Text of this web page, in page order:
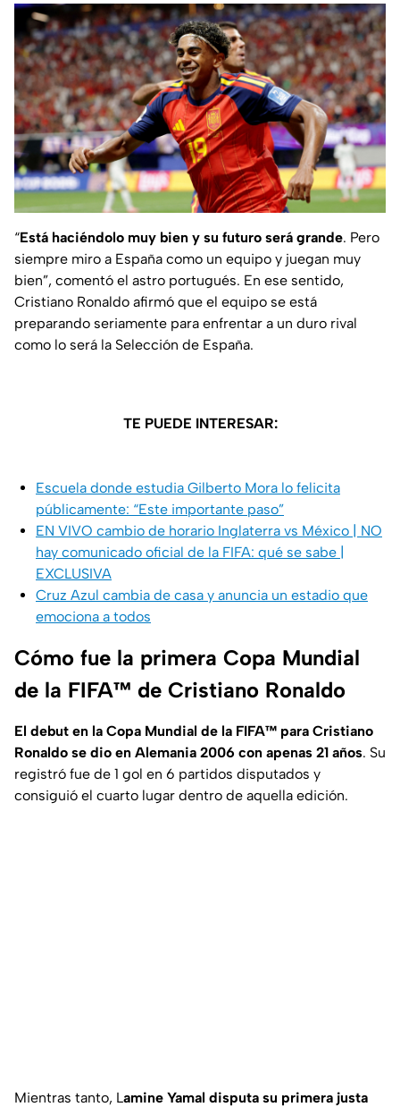
“Está haciéndolo muy bien y su futuro será grande. Pero
siempre miro a España como un equipo y juegan muy
bien”, comentó el astro portugués. En ese sentido,
Cristiano Ronaldo afirmó que el equipo se está
preparando seriamente para enfrentar a un duro rival
como lo será la Selección de España.
TE PUEDE INTERESAR:
Escuela donde estudia Gilberto Mora lo felicita
públicamente: “Este importante paso”
EN VIVO cambio de horario Inglaterra vs México | NO
hay comunicado oficial de la FIFA: qué se sabe |
EXCLUSIVA
Cruz Azul cambia de casa y anuncia un estadio que
emociona a todos
Cómo fue la primera Copa Mundial
de la FIFA™ de Cristiano Ronaldo
El debut en la Copa Mundial de la FIFA™ para Cristiano
Ronaldo se dio en Alemania 2006 con apenas 21 años. Su
registró fue de 1 gol en 6 partidos disputados y
consiguió el cuarto lugar dentro de aquella edición.
Mientras tanto, Lamine Yamal disputa su primera justa